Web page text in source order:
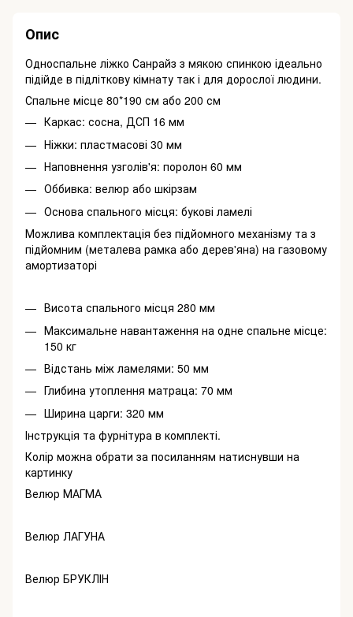
Опис
Односпальне ліжко Санрайз з мякою спинкою ідеально
підійде в підліткову кімнату так і для дорослої людини.
Спальне місце 80*190 см або 200 см
Каркас: сосна, ДСП 16 мм
Ніжки: пластмасові 30 мм
Наповнення узголів'я: поролон 60 мм
Оббивка: велюр або шкірзам
Основа спального місця: букові ламелі
Можлива комплектація без підйомного механізму та з
підйомним (металева рамка або дерев'яна) на газовому
амортизаторі
Висота спального місця 280 мм
Максимальне навантаження на одне спальне місце:
150 кг
Відстань між ламелями: 50 мм
Глибина утоплення матраца: 70 мм
Ширина царги: 320 мм
Інструкція та фурнітура в комплекті.
Колір можна обрати за посиланням натиснувши на
картинку
Велюр МАГМА
Велюр ЛАГУНА
Велюр БРУКЛІН